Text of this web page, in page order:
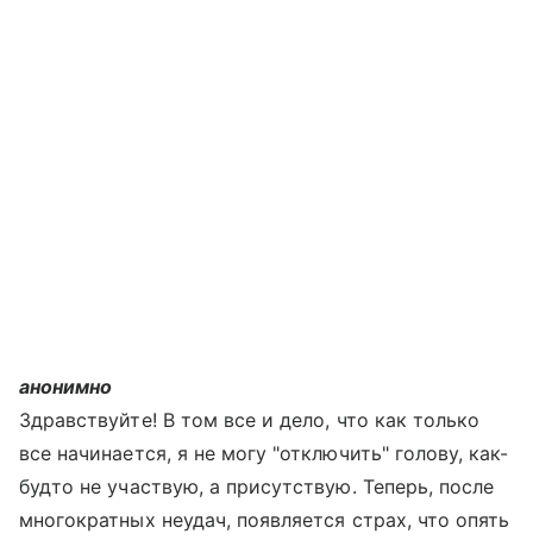
анонимно
Здравствуйте! В том все и дело, что как только
все начинается, я не могу "отключить" голову, как-
будто не участвую, а присутствую. Теперь, после
многократных неудач, появляется страх, что опять